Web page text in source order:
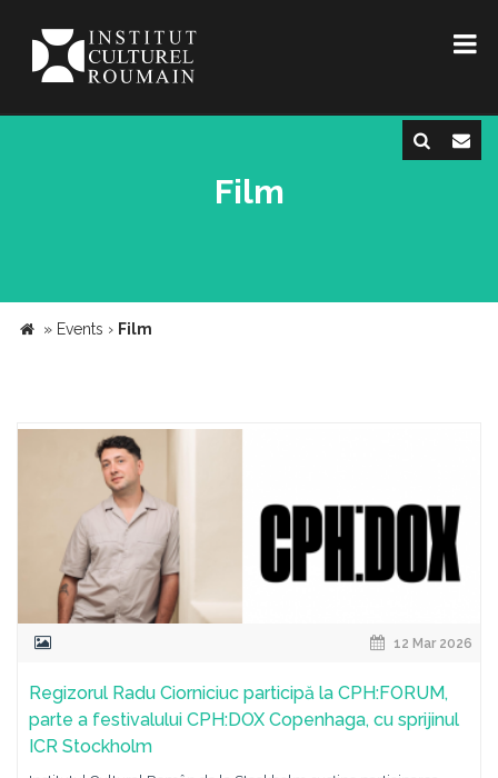
Film
» Events › Film
12 Mar 2026
Regizorul Radu Ciorniciuc participă la CPH:FORUM,
parte a festivalului CPH:DOX Copenhaga, cu sprijinul
ICR Stockholm